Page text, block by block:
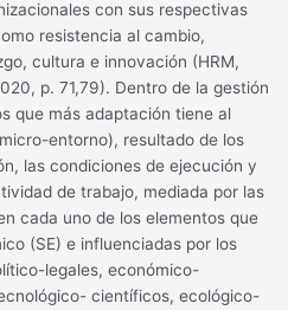
con sus respectivas
resistencia al cambio,
cultura e innovación (HRM,
p. 71,79). Dentro de la gestión
que más adaptación tiene al
entorno), resultado de los
las condiciones de ejecución y
de trabajo, mediada por las
cada uno de los elementos que
(SE) e influenciadas por los
legales, económico-
científicos, ecológico-